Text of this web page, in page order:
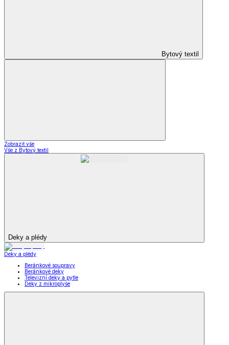
Bytový textil
Zobrazit vše
Vše z Bytový textil
Deky a plédy
Deky a plédy
Beránkové soupravy
Beránkové deky
Televizní deky a pytle
Deky z mikroplyše